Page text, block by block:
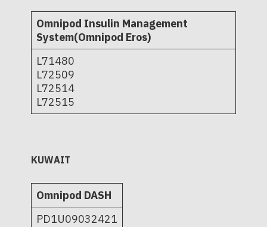
Omnipod Insulin Management
System(Omnipod Eros)
L71480
L72509
L72514
L72515
KUWAIT
Omnipod DASH
PD1U09032421